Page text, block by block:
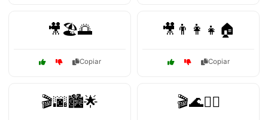
🎥🏖️🌅
Copiar
🎥👨‍👩‍👧🏠
Copiar
🎬🌆🏙️🌟 🎬🌊🏄‍♂️